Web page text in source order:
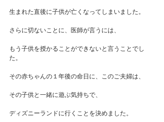
生まれた直後に子供が亡くなってしまいました。
さらに切ないことに、医師が言うには、
もう子供を授かることができないと言うことでし
た。
その赤ちゃんの１年後の命日に、このご夫婦は、
その子供と一緒に遊ぶ気持ちで、
ディズニーランドに行くことを決めました。